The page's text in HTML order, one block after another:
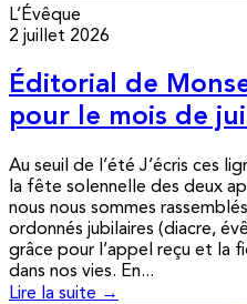
L’Évêque
2 juillet 2026
Éditorial de
pour le mois de
Au seuil de l’été J’écris ces
la fête solennelle des deux
nous nous sommes
ordonnés jubilaires (diacre,
grâce pour l’appel reçu et la
dans nos vies. En...
Lire la suite →